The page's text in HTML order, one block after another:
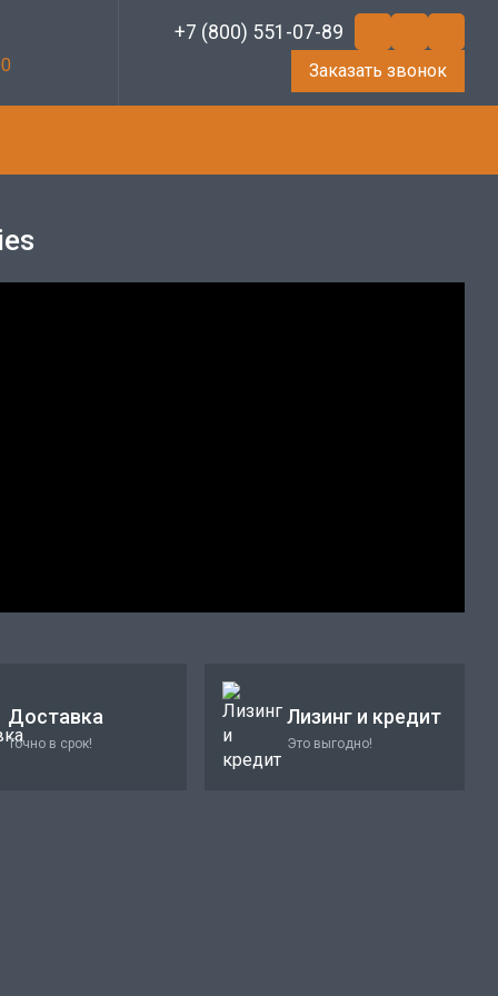
+7 (800) 551-07-89
Заказать звонок
Доставка
Точно в срок!
Лизинг и кредит
Это выгодно!